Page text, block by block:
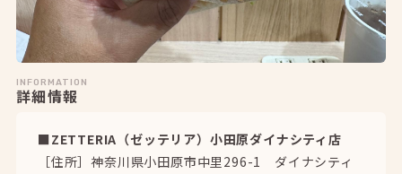
INFORMATION
詳細情報
■ZETTERIA（ゼッテリア）小田原ダイナシティ店
［住所］神奈川県小田原市中里296-1 ダイナシティ